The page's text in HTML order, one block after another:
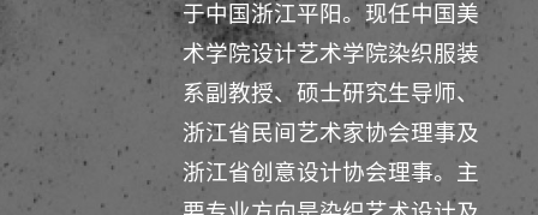
于中国浙江平阳。现任中国美
术学院设计艺术学院染织服装
系副教授、硕士研究生导师、
浙江省民间艺术家协会理事及
浙江省创意设计协会理事。主